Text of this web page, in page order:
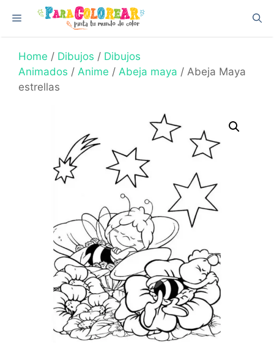
content
Menu
Home / Dibujos / Dibujos
Animados / Anime / Abeja maya / Abeja Maya
estrellas